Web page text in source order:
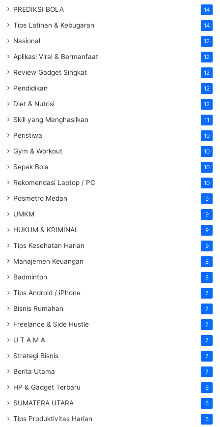
PREDIKSI BOLA 14
Tips Latihan & Kebugaran 14
Nasional 12
Aplikasi Viral & Bermanfaat 12
Review Gadget Singkat 12
Pendidikan 12
Diet & Nutrisi 12
Skill yang Menghasilkan 11
Peristiwa 10
Gym & Workout 10
Sepak Bola 10
Rekomendasi Laptop / PC 10
Posmetro Medan 9
UMKM 9
HUKUM & KRIMINAL 9
Tips Kesehatan Harian 9
Manajemen Keuangan 8
Badminton 8
Tips Android / iPhone 7
Bisnis Rumahan 7
Freelance & Side Hustle 7
U T A M A 7
Strategi Bisnis 7
Berita Utama 7
HP & Gadget Terbaru 6
SUMATERA UTARA 6
Tips Produktivitas Harian 6